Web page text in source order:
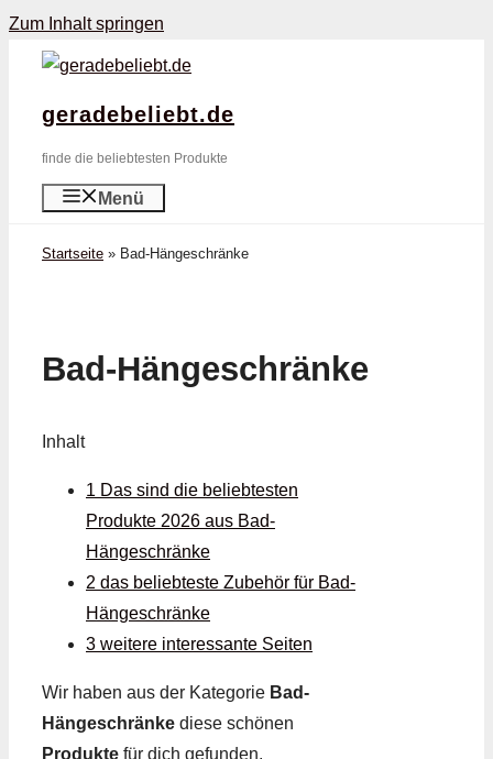
Zum Inhalt springen
geradebeliebt.de
finde die beliebtesten Produkte
Menü
Startseite » Bad-Hängeschränke
Bad-Hängeschränke
Inhalt
1 Das sind die beliebtesten
Produkte 2026 aus Bad-
Hängeschränke
2 das beliebteste Zubehör für Bad-
Hängeschränke
3 weitere interessante Seiten
Wir haben aus der Kategorie Bad-
Hängeschränke diese schönen
Produkte für dich gefunden.